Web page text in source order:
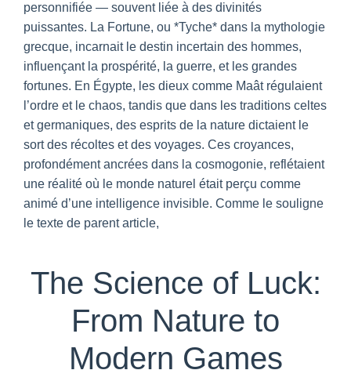
personnifiée — souvent liée à des divinités
puissantes. La Fortune, ou *Tyche* dans la mythologie
grecque, incarnait le destin incertain des hommes,
influençant la prospérité, la guerre, et les grandes
fortunes. En Égypte, les dieux comme Maât régulaient
l’ordre et le chaos, tandis que dans les traditions celtes
et germaniques, des esprits de la nature dictaient le
sort des récoltes et des voyages. Ces croyances,
profondément ancrées dans la cosmogonie, reflétaient
une réalité où le monde naturel était perçu comme
animé d’une intelligence invisible. Comme le souligne
le texte de parent article,
The Science of Luck:
From Nature to
Modern Games